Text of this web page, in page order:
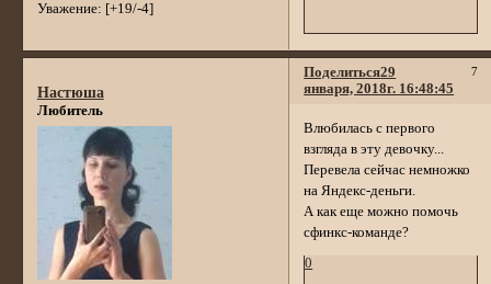
Уважение: [+19/-4]
Поделиться 7
29
января, 2018г. 16:48:45
Настюша
Любитель
Влюбилась с первого
взгляда в эту девочку...
Перевела сейчас немножко
на Яндекс-деньги.
А как еще можно помочь
сфинкс-команде?
0